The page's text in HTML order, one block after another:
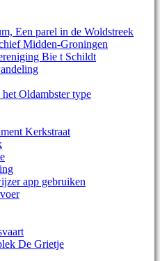
Een parel in de Woldstreek
Midden-Groningen
Bie t Schildt
Oldambster type
Kerkstraat
app gebruiken
De Grietje